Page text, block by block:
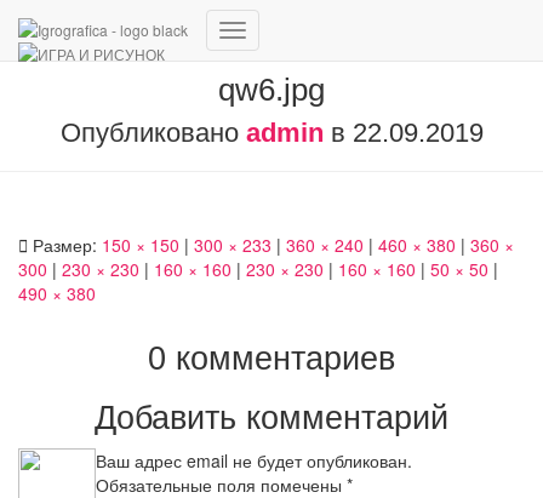
Переключить
навигацию
qw6.jpg
Опубликовано admin в 22.09.2019
Размер: 150 × 150 | 300 × 233 | 360 × 240 | 460 × 380 | 360 ×
300 | 230 × 230 | 160 × 160 | 230 × 230 | 160 × 160 | 50 × 50 |
490 × 380
0 комментариев
Добавить комментарий
Ваш адрес email не будет опубликован.
Обязательные поля помечены *